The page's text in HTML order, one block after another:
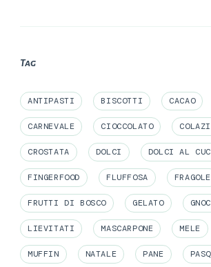
Tag
ANTIPASTI BISCOTTI CACAO
CARNEVALE CIOCCOLATO
CROSTATA DOLCI DOLCI AL
FINGERFOOD FLUFFOSA FRAGOLE
FRUTTI DI BOSCO GELATO
LIEVITATI MASCARPONE MELE
MUFFIN NATALE PANE